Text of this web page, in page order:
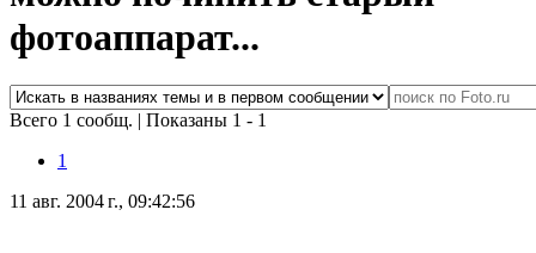
фотоаппарат...
Всего 1 сообщ. | Показаны 1 - 1
1
11 авг. 2004 г., 09:42:56